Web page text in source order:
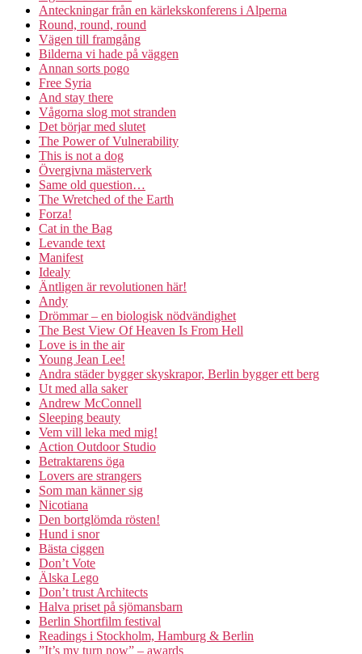
Anteckningar från en kärlekskonferens i Alperna
Round, round, round
Vägen till framgång
Bilderna vi hade på väggen
Annan sorts pogo
Free Syria
And stay there
Vågorna slog mot stranden
Det börjar med slutet
The Power of Vulnerability
This is not a dog
Övergivna mästerverk
Same old question…
The Wretched of the Earth
Forza!
Cat in the Bag
Levande text
Manifest
Idealy
Äntligen är revolutionen här!
Andy
Drömmar – en biologisk nödvändighet
The Best View Of Heaven Is From Hell
Love is in the air
Young Jean Lee!
Andra städer bygger skyskrapor, Berlin bygger ett berg
Ut med alla saker
Andrew McConnell
Sleeping beauty
Vem vill leka med mig!
Action Outdoor Studio
Betraktarens öga
Lovers are strangers
Som man känner sig
Nicotiana
Den bortglömda rösten!
Hund i snor
Bästa ciggen
Don’t Vote
Älska Lego
Don’t trust Architects
Halva priset på sjömansbarn
Berlin Shortfilm festival
Readings i Stockholm, Hamburg & Berlin
”It’s my turn now” – awards